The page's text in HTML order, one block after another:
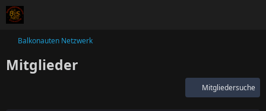
Balkonauten Netzwerk
Mitglieder
Mitgliedersuche